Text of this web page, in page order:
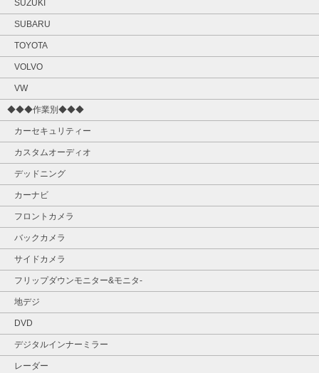
SUZUKI
SUBARU
TOYOTA
VOLVO
VW
◆◆◆作業別◆◆◆
カーセキュリティー
カスタムオーディオ
デッドニング
カーナビ
フロントカメラ
バックカメラ
サイドカメラ
フリップダウンモニター&モニタ‐
地デジ
DVD
デジタルインナーミラー
レーダー